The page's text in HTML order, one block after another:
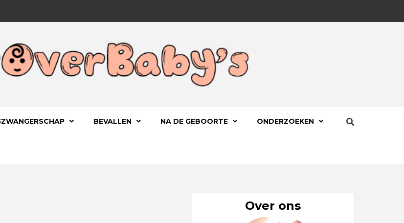
BEVALLEN NA DE GEBOORTE ONDERZOEKEN
Over ons